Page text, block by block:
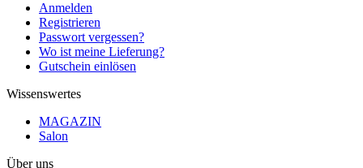
Anmelden
Registrieren
Passwort vergessen?
Wo ist meine Lieferung?
Gutschein einlösen
Wissenswertes
MAGAZIN
Salon
Über uns